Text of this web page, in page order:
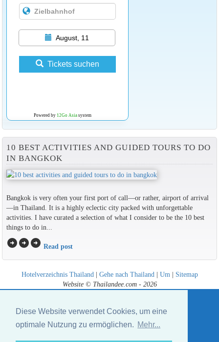
Diese Website verwendet Cookies, um eine
optimale Nutzung zu ermöglichen. Mehr...
August, 11
Tickets suchen
Powered by 12Go Asiasystem
10 BEST ACTIVITIES AND GUIDED TOURS TO DO
IN BANGKOK
Bangkok is very often your first port of call—or rather, airport of arrival
—in Thailand. It is a highly eclectic city packed with unforgettable
activities. I have curated a selection of what I consider to be the 10 best
things to do in...
arrow_circle_rightarrow_circle_rightarrow_circle_right Read post
Hotelverzeichnis Thailand| Gehe nach Thailand| Um| Sitemap
Website © Thailandee.com - 2026